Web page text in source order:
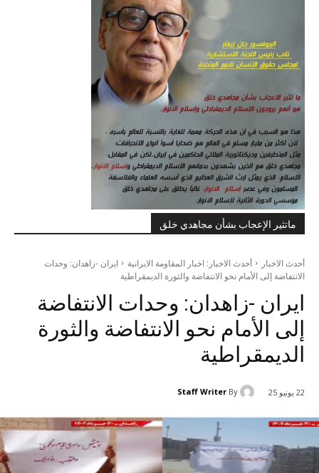
ماتثير الإعجاب بشأن مجاهدي خلق
أحدث الاخبار أحدث الاخبار: اخبار المقاومة الايرانية
ایران -زاهدان: وحدات
الانتفاضة إلى الأمام نحو الانتفاضة والثورة الديمقراطية
ایران -زاهدان: وحدات الانتفاضة
إلى الأمام نحو الانتفاضة والثورة
الديمقراطية
22 يونيو 25 By
Staff Writer